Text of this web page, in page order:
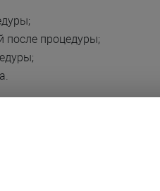
после процедуры;